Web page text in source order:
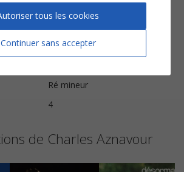
Charles Aznavour
Ré mineur
4
de Charles Aznavour
Continuer sans accepter
tous les cookies